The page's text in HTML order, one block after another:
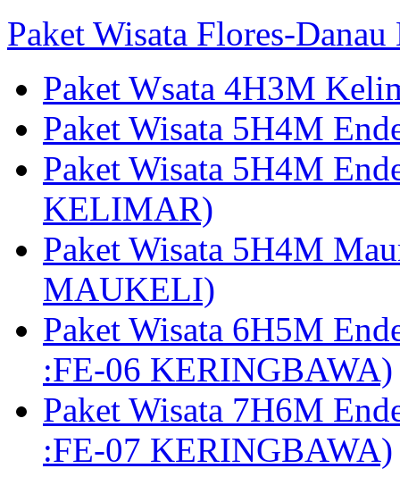
Paket Wisata Flores-
Paket Wsata 4H3M
Paket Wisata 5H4M
Paket Wisata 5H4M
KELIMAR)
Paket Wisata 5H4M
MAUKELI)
Paket Wisata 6H5M
:FE-06 KERINGBAWA)
Paket Wisata 7H6M
:FE-07 KERINGBAWA)